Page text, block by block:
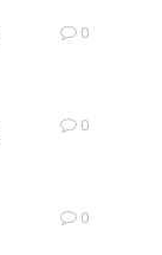
0
0
0